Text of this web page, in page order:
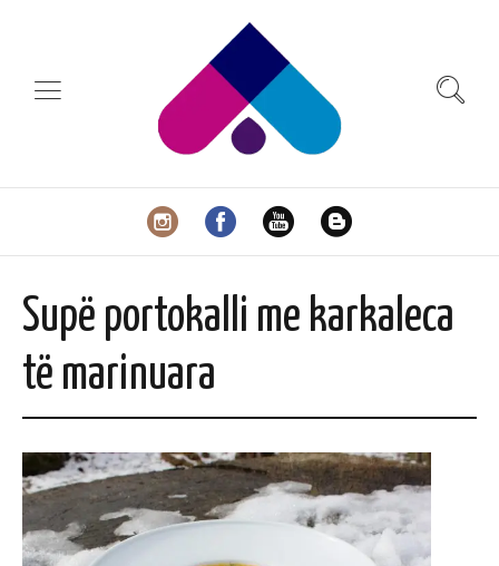
Supë portokalli me karkaleca
të marinuara